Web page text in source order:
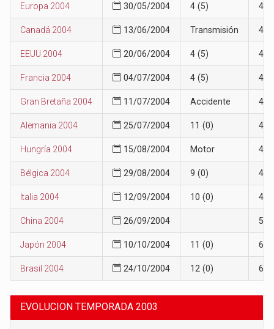
Europa 2004 30/05/2004 4 (5) 4
Canadá 2004 13/06/2004 Transmisión 4
EEUU 2004 20/06/2004 4 (5) 4
Francia 2004 04/07/2004 4 (5) 4
Gran Bretaña 2004 11/07/2004 Accidente 4
Alemania 2004 25/07/2004 11 (0) 4
Hungría 2004 15/08/2004 Motor 4
Bélgica 2004 29/08/2004 9 (0) 4
Italia 2004 12/09/2004 10 (0) 4
China 2004 26/09/2004 5
Japón 2004 10/10/2004 11 (0) 6
Brasil 2004 24/10/2004 12 (0) 6
EVOLUCION TEMPORADA 2003